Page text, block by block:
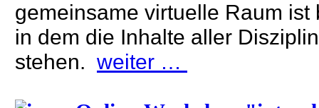
gemeinsame virtuelle Raum ist
in dem die Inhalte aller
stehen. weiter …